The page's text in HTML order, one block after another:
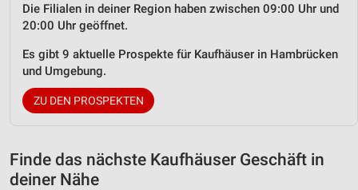
Die Filialen in deiner Region haben zwischen 09:00 Uhr und
20:00 Uhr geöffnet.
Es gibt 9 aktuelle Prospekte für Kaufhäuser in Hambrücken
und Umgebung.
ZU DEN PROSPEKTEN
Finde das nächste Kaufhäuser Geschäft in
deiner Nähe